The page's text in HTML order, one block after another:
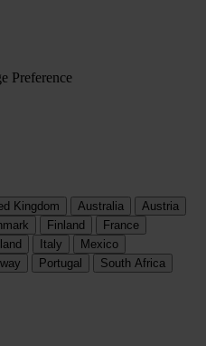
Preference
Kingdom Australia
Austria
Finland
France
Italy
Mexico
Portugal
South Africa